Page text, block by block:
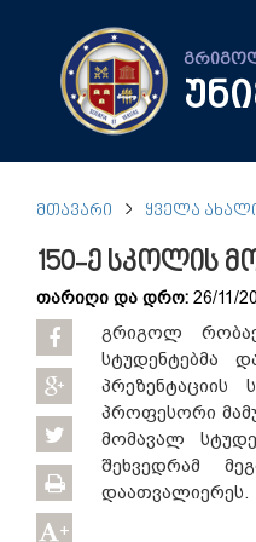
ᲛᲗᲐᲕᲐᲠᲘ ᲧᲕᲔᲚᲐ
150-ე სკოლის
თარიღი და დრო: 26/11/
+
გრიგოლ
სტუდენტებმა
პრეზენტაციის
პროფესორი
მომავალ
შეხვედრამ
დაათვალიერეს.